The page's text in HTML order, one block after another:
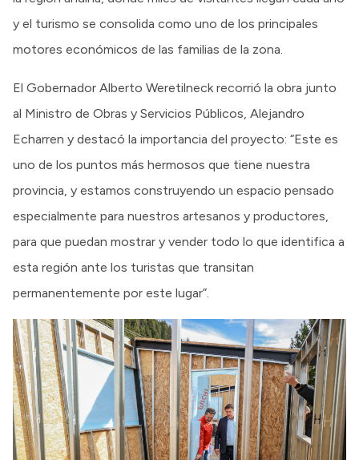
y el turismo se consolida como uno de los principales
motores económicos de las familias de la zona.
El Gobernador Alberto Weretilneck recorrió la obra junto
al Ministro de Obras y Servicios Públicos, Alejandro
Echarren y destacó la importancia del proyecto: “Este es
uno de los puntos más hermosos que tiene nuestra
provincia, y estamos construyendo un espacio pensado
especialmente para nuestros artesanos y productores,
para que puedan mostrar y vender todo lo que identifica a
esta región ante los turistas que transitan
permanentemente por este lugar”.